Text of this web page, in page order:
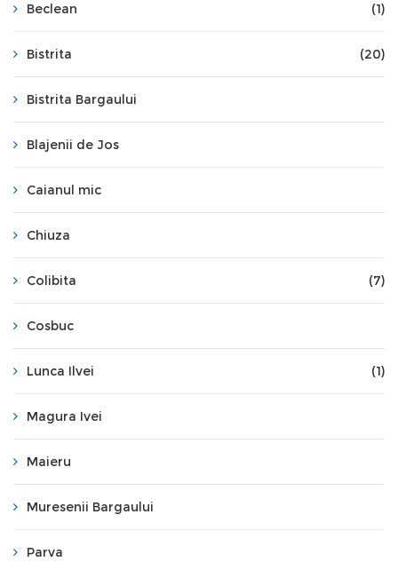
Beclean (1)
Bistrita (20)
Bistrita Bargaului
Blajenii de Jos
Caianul mic
Chiuza
Colibita (7)
Cosbuc
Lunca Ilvei (1)
Magura Ivei
Maieru
Muresenii Bargaului
Parva